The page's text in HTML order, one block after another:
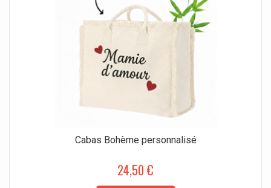
Cabas Bohème personnalisé
24,50 €